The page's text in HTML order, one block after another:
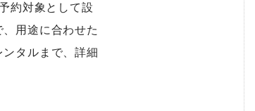
約対象として設
用途に合わせた
タルまで、詳細